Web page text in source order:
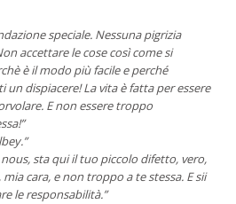
speciale. Nessuna pigrizia
accettare le cose così come si
è il modo più facile e perché
dispiacere! La vita è fatta per essere
E non essere troppo
sta qui il tuo piccolo difetto, vero,
mia cara, e non troppo a te stessa. E sii
le responsabilità.”